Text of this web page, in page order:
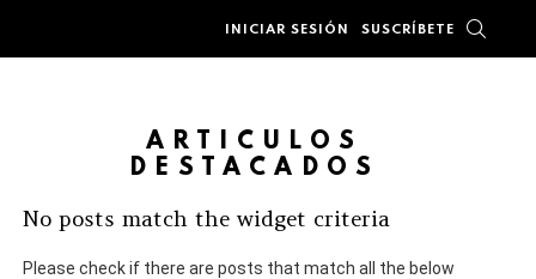
INICIAR SESIÓN SUSCRÍBETE
ARTÍCULOS
DESTACADOS
No posts match the widget criteria
Please check if there are posts that match all the below